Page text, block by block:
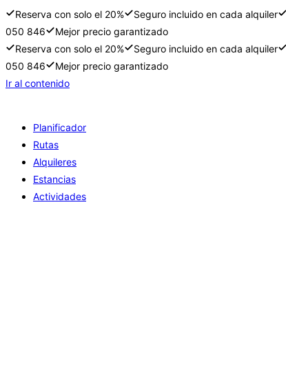
Reserva con solo el 20% Seguro incluido en cada alquiler
050 846
Mejor precio garantizado
Reserva con solo el 20%
Seguro incluido en cada alquiler
050 846
Mejor precio garantizado
Ir al contenido
Planificador
Rutas
Alquileres
Estancias
Actividades